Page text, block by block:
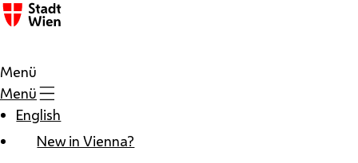
Zum Inhalt
Menü
Menü
English
New in Vienna?